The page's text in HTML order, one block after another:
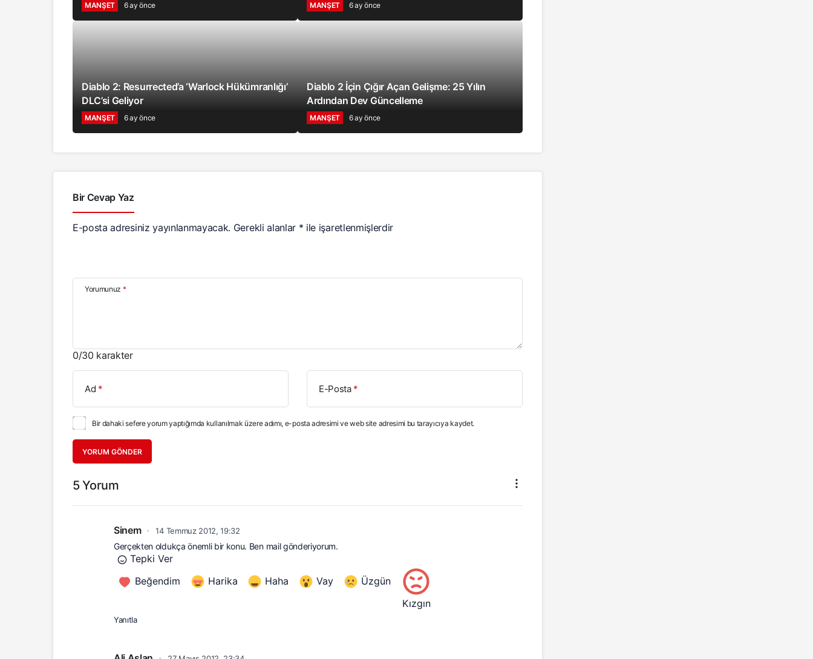
MANŞET 6 ay önce MANŞET 6 ay önce
Diablo 2: Resurrected’a ‘Warlock Hükümranlığı’
DLC’si Geliyor
MANŞET 6 ay önce
Diablo 2 İçin Çığır Açan Gelişme: 25 Yılın
Ardından Dev Güncelleme
MANŞET 6 ay önce
Bir Cevap Yaz
E-posta adresiniz yayınlanmayacak. Gerekli alanlar * ile işaretlenmişlerdir
Yorumunuz *
0/30 karakter
Ad * E-Posta*
Bir dahaki sefere yorum yaptığımda kullanılmak üzere adımı, e-posta adresimi ve web site adresimi bu tarayıcıya kaydet.
YORUM GÖNDER
5 Yorum
Sinem • 14 Temmuz 2012, 19:32
Gerçekten oldukça önemli bir konu. Ben mail gönderiyorum.
Tepki Ver
Beğendim
Harika Haha Vay
Üzgün
Kızgın
Yanıtla